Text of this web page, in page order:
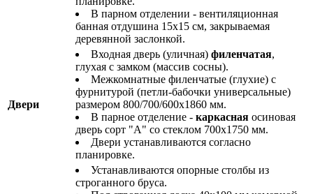
В парном отделении - вентиляционная
банная отдушина 15х15 см, закрываемая
деревянной заслонкой.
Двери
Входная дверь (уличная) филенчатая,
глухая с замком (массив сосны).
Межкомнатные филенчатые (глухие) с
фурнитурой (петли-бабочки универсальные)
размером 800/700/600х1860 мм.
В парное отделение - каркасная осиновая
дверь сорт "А" со стеклом 700х1750 мм.
Двери устанавливаются согласно
планировке.
Устанавливаются опорные столбы из
строганного бруса.